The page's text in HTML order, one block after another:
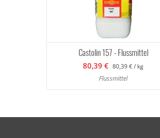
Castolin 157 - Flussmittel
80,39 € 80,39 € / kg
Flussmittel